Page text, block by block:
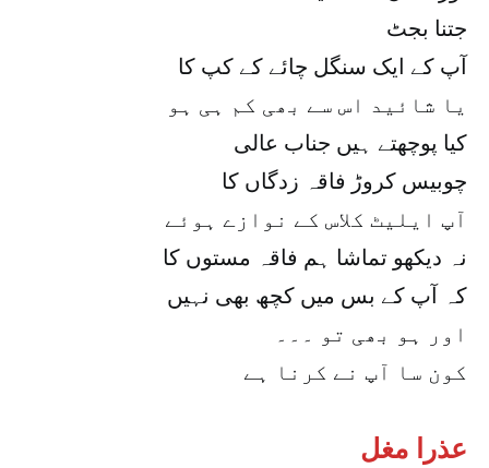
جتنا بجٹ
آپ کے ایک سنگل چائے کے کپ کا
یا شائید اس سے بھی کم ہی ہو
کیا پوچھتے ہیں جناب عالی
چوبیس کروڑ فاقہ زدگاں کا
آپ ایلیٹ کلاس کے نوازے ہوئے
نہ دیکھو تماشا ہم فاقہ مستوں کا
کہ آپ کے بس میں کچھ بھی نہیں
اور ہو بھی تو ۔۔۔
کون سا آپ نے کرنا ہے
عذرا مغل